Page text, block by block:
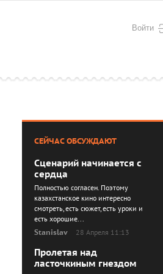
Войти
СЕЙЧАС ОБСУЖДАЮТ
Сценарий начинается с
сердца
Полностью согласен. Поэтому
казахстанское кино интересно
смотреть, есть сюжет, есть уроки и
есть хорошие...
Stanislav
28 Апреля 11:13
Пролетая над
ласточкиным гнездом